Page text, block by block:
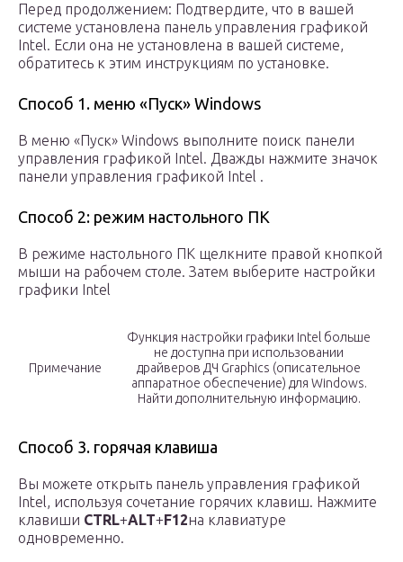
Перед продолжением: Подтвердите, что в вашей
системе установлена панель управления графикой
Intel. Если она не установлена в вашей системе,
обратитесь к этим инструкциям по установке.
Способ 1. меню «Пуск» Windows
В меню «Пуск» Windows выполните поиск панели
управления графикой Intel. Дважды нажмите значок
панели управления графикой Intel .
Способ 2: режим настольного ПК
В режиме настольного ПК щелкните правой кнопкой
мыши на рабочем столе. Затем выберите настройки
графики Intel
Примечание
Функция настройки графики Intel больше
не доступна при использовании
драйверов ДЧ Graphics (описательное
аппаратное обеспечение) для Windows.
Найти дополнительную информацию.
Способ 3. горячая клавиша
Вы можете открыть панель управления графикой
Intel, используя сочетание горячих клавиш. Нажмите
клавиши CTRL+ALT+F12на клавиатуре
одновременно.